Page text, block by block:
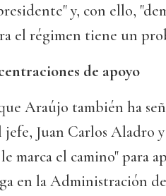
y, con ello,
el régimen tiene un
de apoyo
Araújo también ha
jefe, Juan Carlos Aladro
marca el camino" para
en la Administración